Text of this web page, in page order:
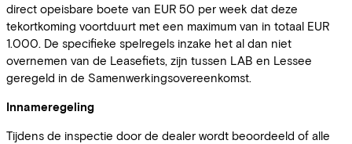
direct opeisbare boete van EUR 50 per week dat deze
tekortkoming voortduurt met een maximum van in totaal EUR
1.000. De specifieke spelregels inzake het al dan niet
overnemen van de Leasefiets, zijn tussen LAB en Lessee
geregeld in de Samenwerkingsovereenkomst.
Innameregeling
Tijdens de inspectie door de dealer wordt beoordeeld of alle